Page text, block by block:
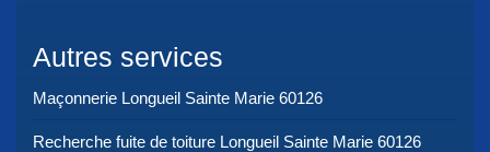
Autres services
Maçonnerie Longueil Sainte Marie 60126
Recherche fuite de toiture Longueil Sainte Marie 60126